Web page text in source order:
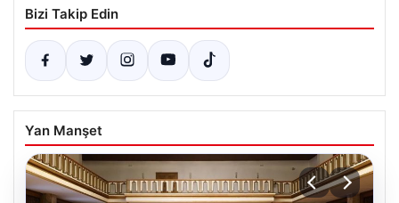
Bizi Takip Edin
Yan Manşet